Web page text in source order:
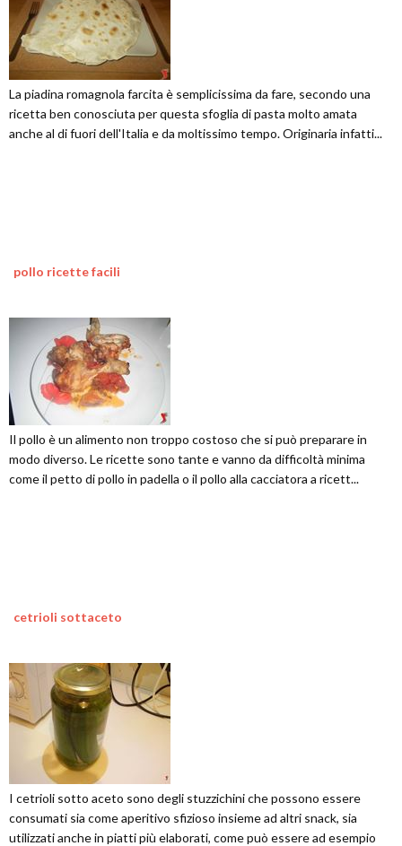
La piadina romagnola farcita è semplicissima da fare, secondo una
ricetta ben conosciuta per questa sfoglia di pasta molto amata
anche al di fuori dell'Italia e da moltissimo tempo. Originaria infatti...
pollo ricette facili
Il pollo è un alimento non troppo costoso che si può preparare in
modo diverso. Le ricette sono tante e vanno da difficoltà minima
come il petto di pollo in padella o il pollo alla cacciatora a ricett...
cetrioli sottaceto
I cetrioli sotto aceto sono degli stuzzichini che possono essere
consumati sia come aperitivo sfizioso insieme ad altri snack, sia
utilizzati anche in piatti più elaborati, come può essere ad esempio